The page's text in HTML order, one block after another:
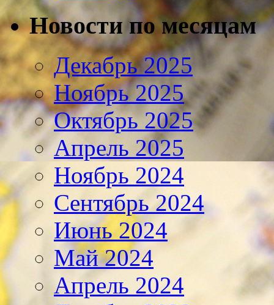
Новости по месяцам
Декабрь 2025
Ноябрь 2025
Октябрь 2025
Апрель 2025
Ноябрь 2024
Сентябрь 2024
Июнь 2024
Май 2024
Апрель 2024